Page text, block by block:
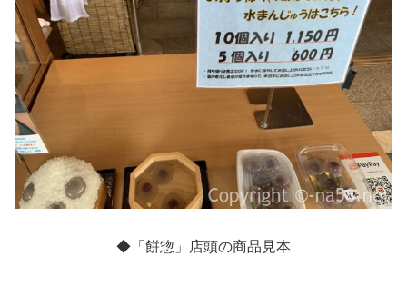
◆「餅惣」店頭の商品見本